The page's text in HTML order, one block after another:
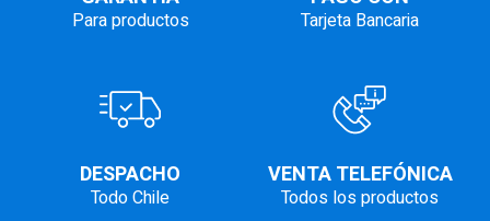
Para productos Tarjeta Bancaria
DESPACHO
Todo Chile
VENTA TELEFÓNICA
Todos los productos